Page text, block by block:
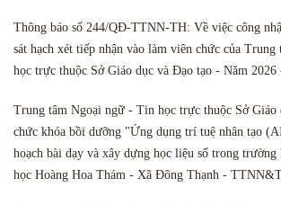
Thông báo số 244/QĐ-TTNN-TH: Về việc công
sát hạch xét tiếp nhận vào làm viên chức của
học trực thuộc Sở Giáo dục và Đạo tạo - Năm
Trung tâm Ngoại ngữ - Tin học trực thuộc Sở Giáo
chức khóa bồi dưỡng "Ứng dụng trí tuệ nhân tạo
hoạch bài dạy và xây dựng học liệu số trong
học Hoàng Hoa Thám - Xã Đông Thạnh -